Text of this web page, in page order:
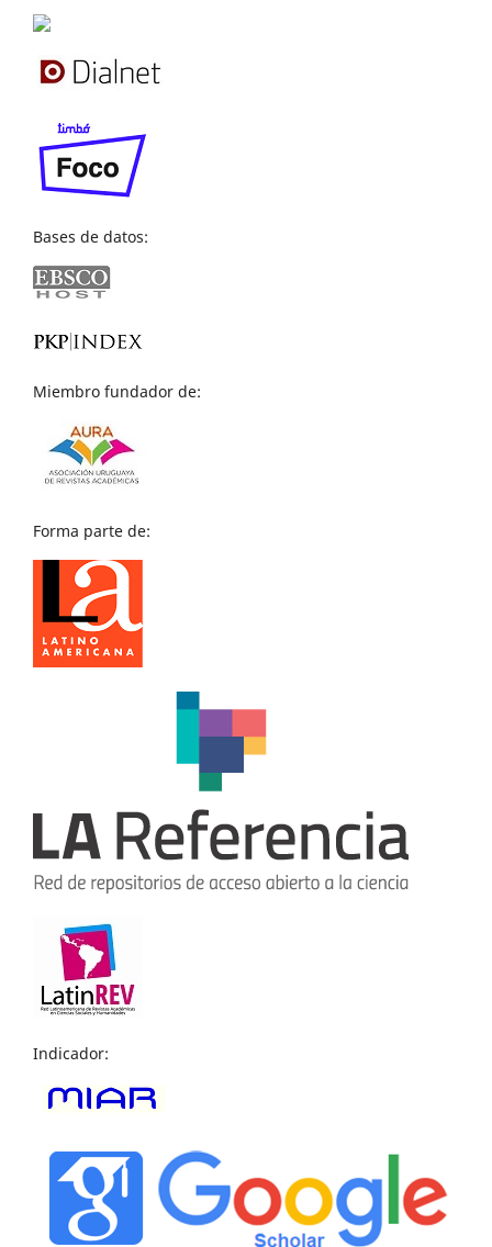
Bases de datos:
Miembro fundador de:
Forma parte de:
Indicador: